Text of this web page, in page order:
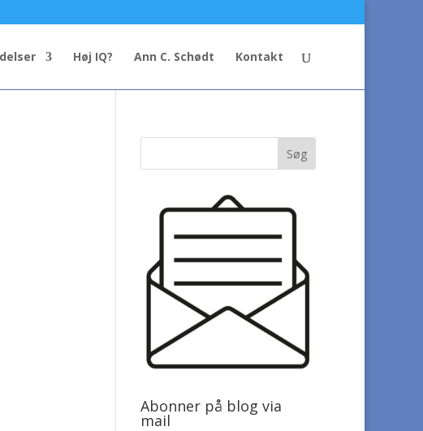
Høj IQ? Ann C. Schødt Kontakt
Abonner på blog via
mail